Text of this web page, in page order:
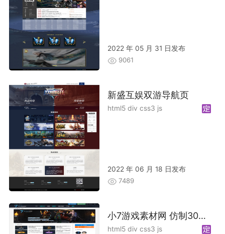
2022 年 05 月 31 日发布
9061
新盛互娱双游导航页
html5 div css3 js
2022 年 06 月 18 日发布
7489
小7游戏素材网 仿制30GM 加优化
html5 div css3 js